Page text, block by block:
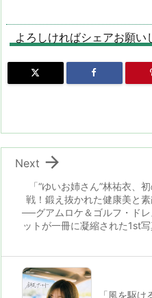
o
d
o
n
a
d
s
s
k
y
r
よろしければシェアお願い
「“ゆいお姉さん”林祐衣、
戦！鍛え抜かれた健康美と
──グアムロケ＆ゴルフ・ドレ
ットが一冊に凝縮された1st

Next
「風を駆